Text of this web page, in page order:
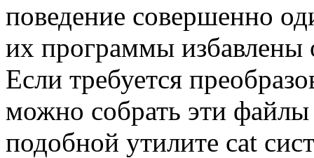
поведение совершенно
их программы избавлены
Если требуется
можно собрать эти
подобной утилите cat